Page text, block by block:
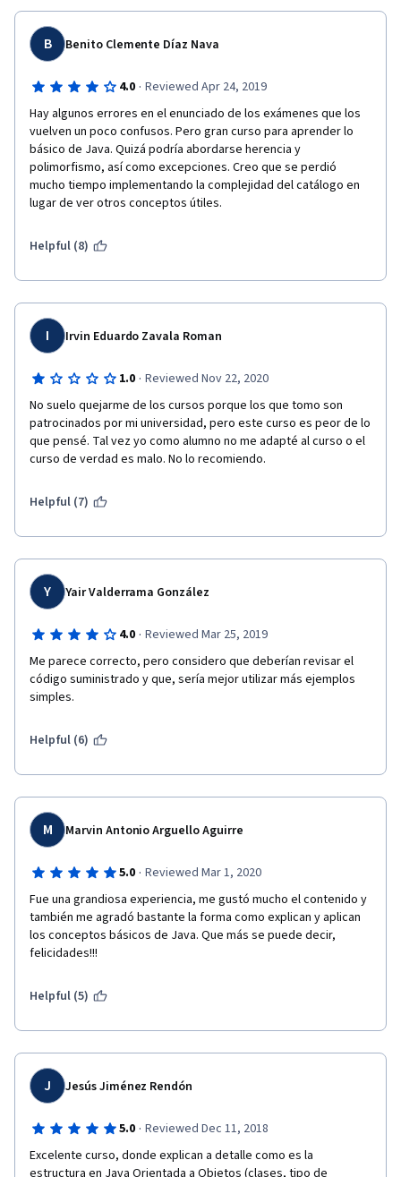
B Benito Clemente Díaz Nava
4.0 · Reviewed Apr 24, 2019
Hay algunos errores en el enunciado de los exámenes que los
vuelven un poco confusos. Pero gran curso para aprender lo
básico de Java. Quizá podría abordarse herencia y
polimorfismo, así como excepciones. Creo que se perdió
mucho tiempo implementando la complejidad del catálogo en
lugar de ver otros conceptos útiles.
Helpful (8)
I Irvin Eduardo Zavala Roman
1.0 · Reviewed Nov 22, 2020
No suelo quejarme de los cursos porque los que tomo son
patrocinados por mi universidad, pero este curso es peor de lo
que pensé. Tal vez yo como alumno no me adapté al curso o el
curso de verdad es malo. No lo recomiendo.
Helpful (7)
Y Yair Valderrama González
4.0 · Reviewed Mar 25, 2019
Me parece correcto, pero considero que deberían revisar el
código suministrado y que, sería mejor utilizar más ejemplos
simples.
Helpful (6)
M Marvin Antonio Arguello Aguirre
5.0 · Reviewed Mar 1, 2020
Fue una grandiosa experiencia, me gustó mucho el contenido y
también me agradó bastante la forma como explican y aplican
los conceptos básicos de Java. Que más se puede decir,
felicidades!!!
Helpful (5)
J Jesús Jiménez Rendón
5.0 · Reviewed Dec 11, 2018
Excelente curso, donde explican a detalle como es la
estructura en Java Orientada a Objetos (clases, tipo de